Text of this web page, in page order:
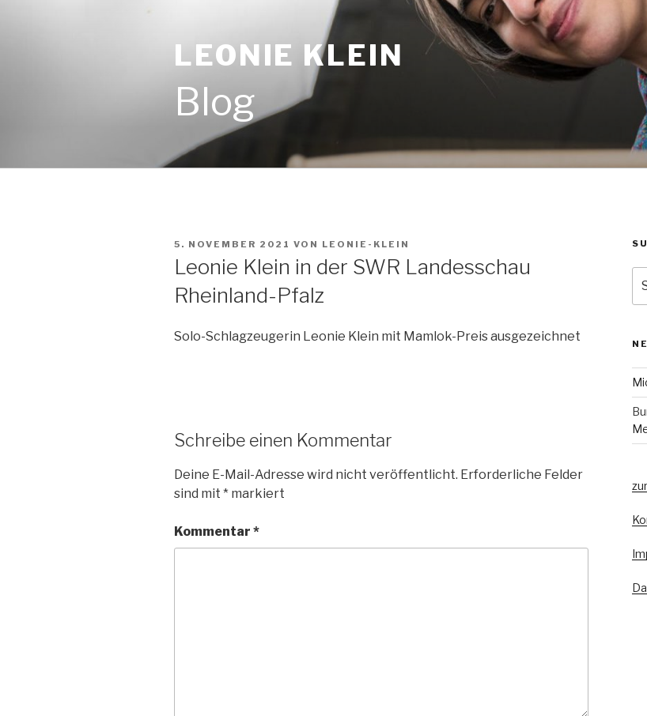
LEONIE KLEIN
Blog
VERÖFFENTLICHT
5. NOVEMBER 2021 VON LEONIE-KLEIN
Leonie Klein in der SWR Landesschau
Rheinland-Pfalz
Solo-Schlagzeugerin Leonie Klein mit Mamlok-Preis ausgezeichnet
Schreibe einen Kommentar
Deine E-Mail-Adresse wird nicht veröffentlicht. Erforderliche Felder
sind mit * markiert
Kommentar *